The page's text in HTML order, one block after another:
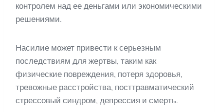
контролем над ее деньгами или экономическими
решениями.
Насилие может привести к серьезным
последствиям для жертвы, таким как
физические повреждения, потеря здоровья,
тревожные расстройства, посттравматический
стрессовый синдром, депрессия и смерть.